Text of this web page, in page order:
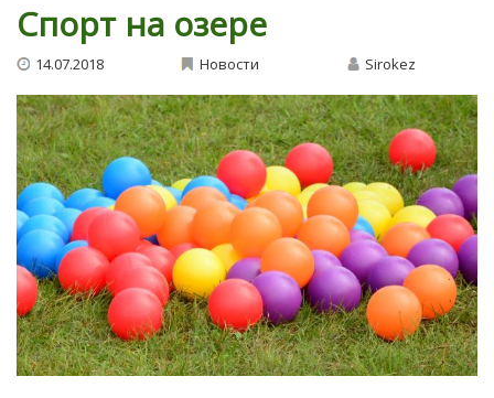
Спорт на озере
14.07.2018 Новости Sirokez